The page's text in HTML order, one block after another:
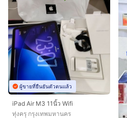
ผู้ขายที่ยืนยันตัวตนแล้ว
iPad Air M3 11นิ้ว Wifi
ทุ่งครุ กรุงเทพมหานคร